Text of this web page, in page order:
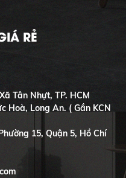
RẺ
Tân Nhựt, TP. HCM
Hoà, Long An. ( Gần KCN
15, Quận 5, Hồ Chí